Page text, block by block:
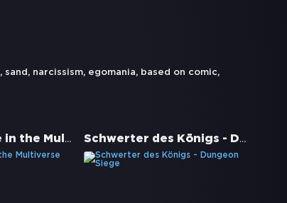
, sand , narcissism, egomania, based on comic,
Doctor Strange in the Multiverse of Madness Schwerter des Königs - Dungeon Siege